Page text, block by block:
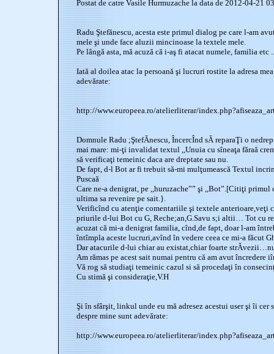
Postat de catre Vasile Hurmuzache la data de 2012-04-21
Radu Ştefănescu, acesta este primul dialog pe care l-am
mele şi unde face aluzii mincinoase la textele mele.
Pe lângă asta, mă acuză că i-aş fi atacat numele, familia etc
Iată al doilea atac la persoană şi lucruri rostite la adresa
adevărate:
http://www.europeea.ro/atelierliterar/
Domnule Radu ;ŞtefĂnescu, ÎncercÎnd sĂ reparaŢi o
mai mare: mi-ţi invalidat textul ,,Unuia cu sîneaţa făraă
să verificaţi temeinic daca are dreptate sau nu.
De fapt, d-l Bot ar fi trebuit să-mi mulţumească Textul
Puscaă
Care ne-a denigrat, pe ,,huruzache”” şi ,,Bot”.[Citiţi
ultima sa revenire pe sait.}.
Verificînd cu atenţie comentariile şi textele anterioare,veţi
priurile d-lui Bot cu G, Reche;an,G.Savu s;i altii… Tot cu
acuzat că mi-a denigrat familia, cînd,de fapt, doar l-am
întîmpla aceste lucruri,avînd în vedere ceea ce mi-a făcut
Dar atacurile d-lui chiar au existat,chiar foarte
Am rămas pe acest sait numai pentru că am avut încredere
Vă rog să studiaţi temeinic cazul si să procedaţi în
Cu stimă şi consideraţie,V.H
Şi în sfârşit, linkul unde eu mă adresez acestui user şi îi cer
despre mine sunt adevărate:
http://www.europeea.ro/atelierliterar/